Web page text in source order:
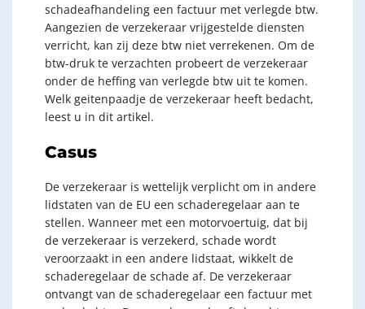
schadeafhandeling een factuur met verlegde btw.
Aangezien de verzekeraar vrijgestelde diensten
verricht, kan zij deze btw niet verrekenen. Om de
btw-druk te verzachten probeert de verzekeraar
onder de heffing van verlegde btw uit te komen.
Welk geitenpaadje de verzekeraar heeft bedacht,
leest u in dit artikel.
Casus
De verzekeraar is wettelijk verplicht om in andere
lidstaten van de EU een schaderegelaar aan te
stellen. Wanneer met een motorvoertuig, dat bij
de verzekeraar is verzekerd, schade wordt
veroorzaakt in een andere lidstaat, wikkelt de
schaderegelaar de schade af. De verzekeraar
ontvangt van de schaderegelaar een factuur met